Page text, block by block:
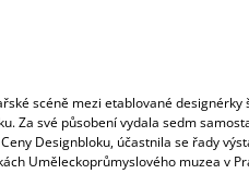
scéně mezi etablované designérky
Za své působení vydala sedm
Designbloku, účastnila se řady
Uměleckoprůmyslového muzea v